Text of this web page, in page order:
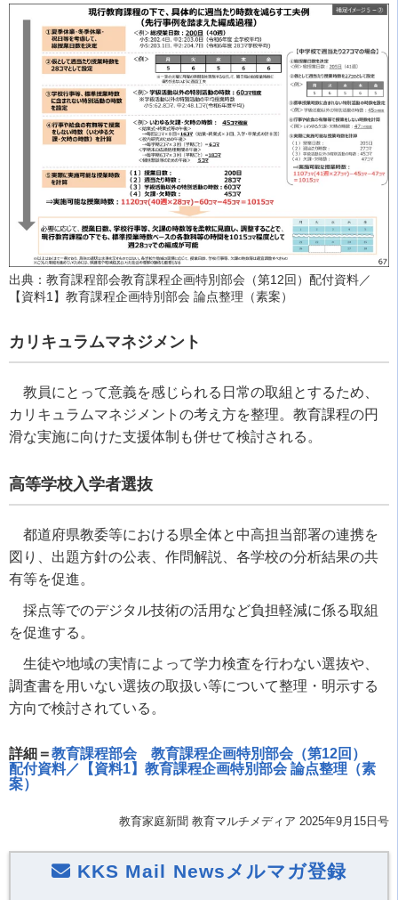
出典：教育課程部会教育課程企画特別部会（第12回）配付資料／
【資料1】教育課程企画特別部会 論点整理（素案）
カリキュラムマネジメント
教員にとって意義を感じられる日常の取組とするため、
カリキュラムマネジメントの考え方を整理。教育課程の円
滑な実施に向けた支援体制も併せて検討される。
高等学校入学者選抜
都道府県教委等における県全体と中高担当部署の連携を
図り、出題方針の公表、作問解説、各学校の分析結果の共
有等を促進。
採点等でのデジタル技術の活用など負担軽減に係る取組
を促進する。
生徒や地域の実情によって学力検査を行わない選抜や、
調査書を用いない選抜の取扱い等について整理・明示する
方向で検討されている。
詳細＝教育課程部会 教育課程企画特別部会（第12回）
配付資料／【資料1】教育課程企画特別部会 論点整理（素
案）
教育家庭新聞 教育マルチメディア 2025年9月15日号
KKS Mail Newsメルマガ登録